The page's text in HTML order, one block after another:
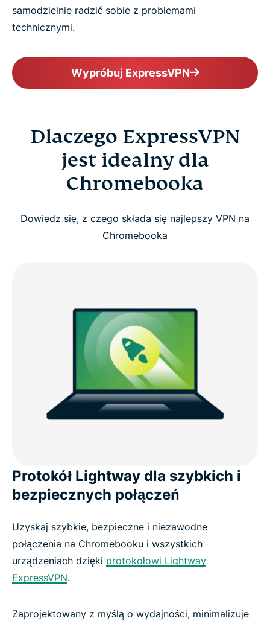
samodzielnie radzić sobie z problemami
technicznymi.
Wypróbuj ExpressVPN
Dlaczego ExpressVPN
jest idealny dla
Chromebooka
Dowiedz się, z czego składa się najlepszy VPN na
Chromebooka
Protokół Lightway dla szybkich i
bezpiecznych połączeń
Uzyskaj szybkie, bezpieczne i niezawodne
połączenia na Chromebooku i wszystkich
urządzeniach dzięki protokołowi Lightway
ExpressVPN.
Zaprojektowany z myślą o wydajności, minimalizuje